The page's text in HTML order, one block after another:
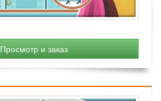
Просмотр и заказ